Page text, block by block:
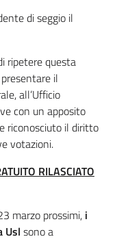
di seggio il
ripetere questa
il
all’Ufficio
con un apposito
riconosciuto il diritto
votazioni.
RILASCIATO
marzo prossimi, i
Usl sono a